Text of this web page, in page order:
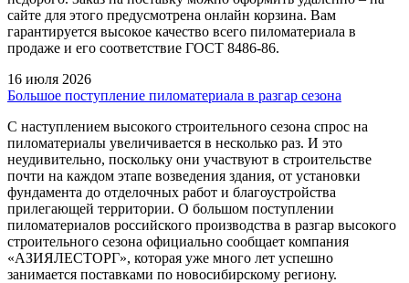
сайте для этого предусмотрена онлайн корзина. Вам
гарантируется высокое качество всего пиломатериала в
продаже и его соответствие ГОСТ 8486-86.
16 июля 2026
Большое поступление пиломатериала в разгар сезона
С наступлением высокого строительного сезона спрос на
пиломатериалы увеличивается в несколько раз. И это
неудивительно, поскольку они участвуют в строительстве
почти на каждом этапе возведения здания, от установки
фундамента до отделочных работ и благоустройства
прилегающей территории. О большом поступлении
пиломатериалов российского производства в разгар высокого
строительного сезона официально сообщает компания
«АЗИЯЛЕСТОРГ», которая уже много лет успешно
занимается поставками по новосибирскому региону.